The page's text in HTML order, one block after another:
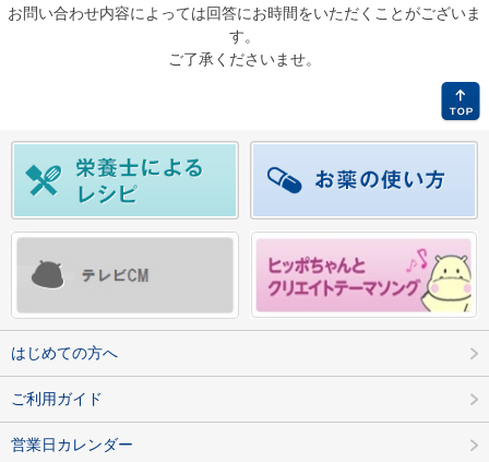
お問い合わせ内容によっては回答にお時間をいただくことがございま
す。
ご了承くださいませ。
はじめての方へ
ご利用ガイド
営業日カレンダー